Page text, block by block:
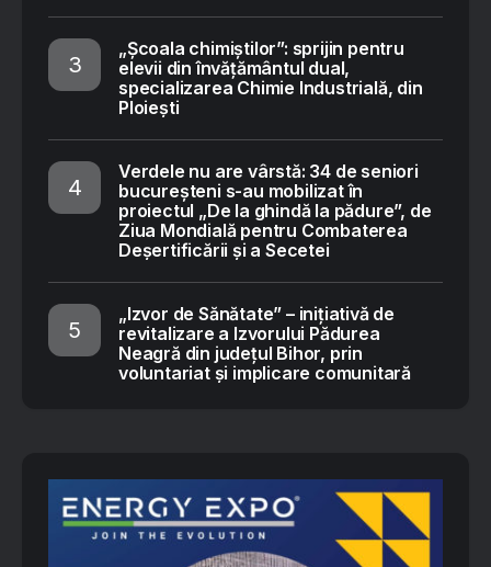
„Școala chimiștilor”: sprijin pentru
elevii din învățământul dual,
specializarea Chimie Industrială, din
Ploiești
Verdele nu are vârstă: 34 de seniori
bucureșteni s-au mobilizat în
proiectul „De la ghindă la pădure”, de
Ziua Mondială pentru Combaterea
Deșertificării și a Secetei
„Izvor de Sănătate” – inițiativă de
revitalizare a Izvorului Pădurea
Neagră din județul Bihor, prin
voluntariat și implicare comunitară